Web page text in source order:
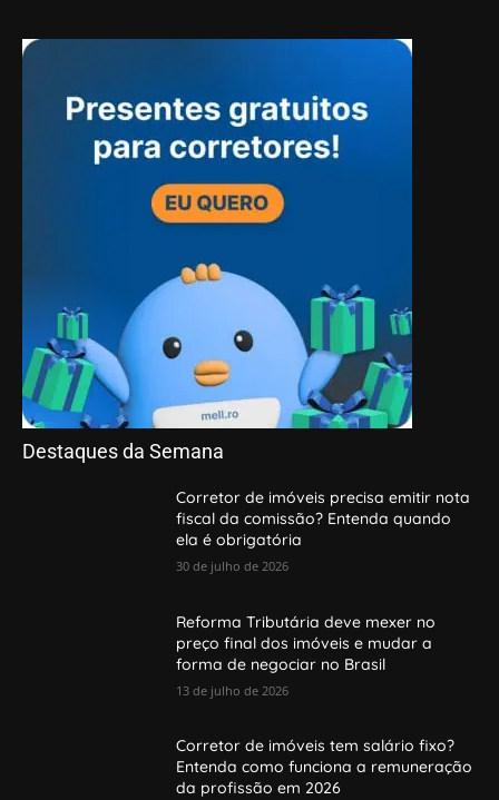
Destaques da Semana
Corretor de imóveis precisa emitir nota
fiscal da comissão? Entenda quando
ela é obrigatória
30 de julho de 2026
Reforma Tributária deve mexer no
preço final dos imóveis e mudar a
forma de negociar no Brasil
13 de julho de 2026
Corretor de imóveis tem salário fixo?
Entenda como funciona a remuneração
da profissão em 2026